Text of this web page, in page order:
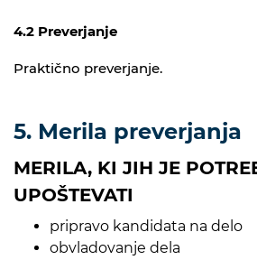
4.2 Preverjanje
Praktično preverjanje.
5. Merila preverjanja
MERILA, KI JIH JE
UPOŠTEVATI
pripravo kandidata na delo
obvladovanje dela